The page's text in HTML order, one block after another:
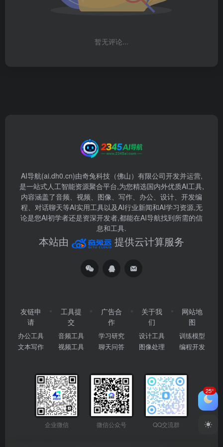
暂无评论...
AI导航(ai.dh0.cn)由奇兔科技（佛山）有限公司开发并运营,
是一站式人工智能资源聚合平台,为您精选国内外优质AI工具,
内容涵盖了音频、视频、图像、写作、办公、设计、开发编
程、对话聊天等AI实用工具以及AI行业新闻和AI学习资源,无
论是您AI初学者还是资深开发者,都能在AI导航找到所需的信
息和工具.
本站由 提供云计算服务
友链申
请
办公工具
文本写作
工具提
交
音频工具
视频工具
广告合
作
学习研究
聊天问答
关于我
们
设计工具
图像处理
网站地
图
训练模型
编程开发
企业微信 微信公众号 QQ交流群
25°